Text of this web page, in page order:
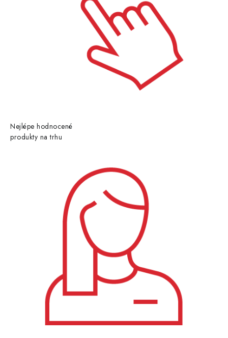
Nejlépe hodnocené
produkty na trhu